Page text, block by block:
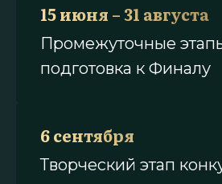
15 июня – 31 августа
Промежуточные
подготовка к Финалу
6 сентября
Творческий этап